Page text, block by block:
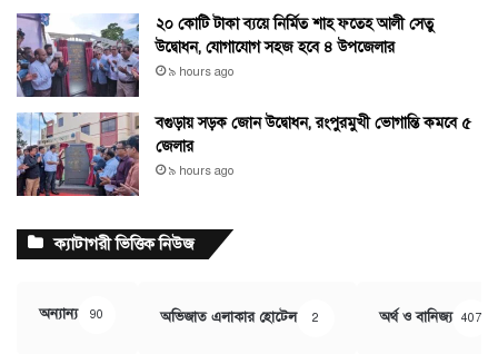
২০ কোটি টাকা ব্যয়ে নির্মিত শাহ ফতেহ আলী সেতু
উদ্বোধন, যোগাযোগ সহজ হবে ৪ উপজেলার
৯ hours ago
বগুড়ায় সড়ক জোন উদ্বোধন, রংপুরমুখী ভোগান্তি কমবে ৫
জেলার
৯ hours ago
ক্যাটাগরী ভিত্তিক নিউজ
অন্যান্য 90 অভিজাত এলাকার হোটেল 2 অর্থ ও বানিজ্য 407